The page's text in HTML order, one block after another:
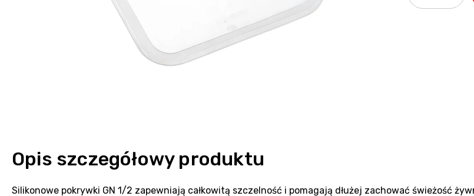
Opis szczegółowy produktu
Silikonowe pokrywki GN 1/2 zapewniają całkowitą szczelność i pomagają dłużej zachować świeżość